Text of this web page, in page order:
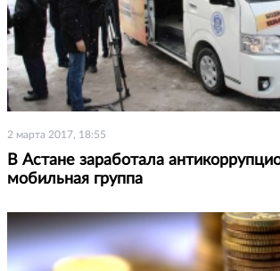
2 марта 2017, 18:55
В Астане заработала
мобильная группа